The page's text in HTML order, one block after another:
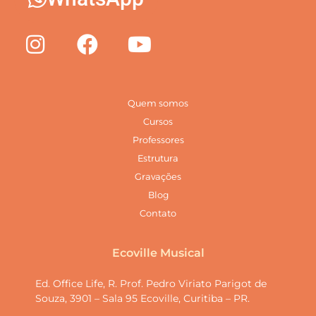
Quem somos
Cursos
Professores
Estrutura
Gravações
Blog
Contato
Ecoville Musical
Ed. Office Life, R. Prof. Pedro Viriato Parigot de
Souza, 3901 – Sala 95 Ecoville, Curitiba – PR.